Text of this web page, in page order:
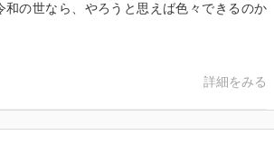
の世なら、やろうと思えば色々できるのか
詳細をみる